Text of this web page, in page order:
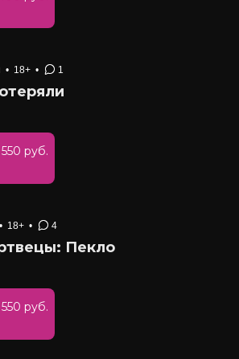
• 18+ • 1
550 руб.
• 18+ • 4
Пекло
550 руб.